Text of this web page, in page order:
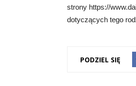
strony https://
dotyczących tego
PODZIEL SIĘ